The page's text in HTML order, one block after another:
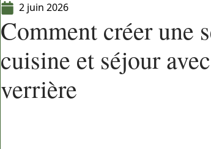
2 juin 2026
Comment créer une
cuisine et séjour
verrière